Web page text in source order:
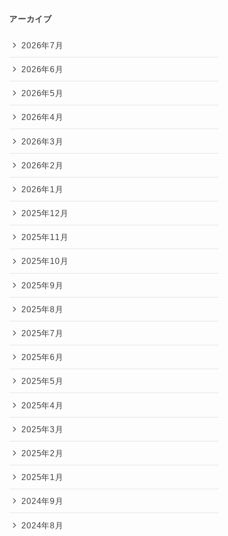
アーカイブ
2026年7月
2026年6月
2026年5月
2026年4月
2026年3月
2026年2月
2026年1月
2025年12月
2025年11月
2025年10月
2025年9月
2025年8月
2025年7月
2025年6月
2025年5月
2025年4月
2025年3月
2025年2月
2025年1月
2024年9月
2024年8月